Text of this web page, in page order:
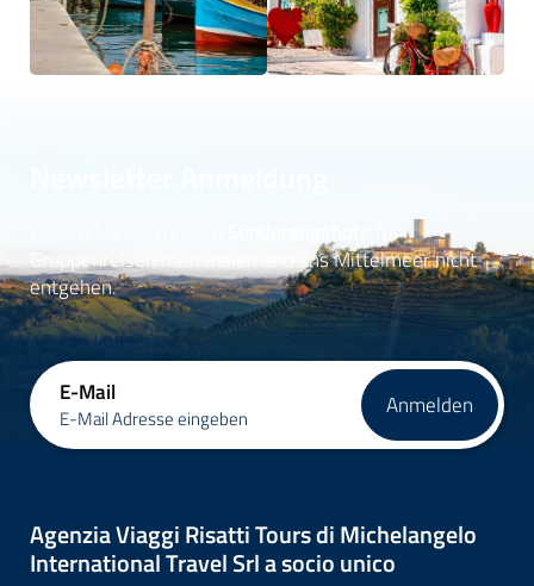
für
Gruppenreisen nach Italien und ans Mittelmeer nicht
entgehen.
E-Mail
E-Mail Adresse eingeben Anmelden
Agenzia Viaggi Risatti Tours di Michelangelo
International Travel Srl a socio unico